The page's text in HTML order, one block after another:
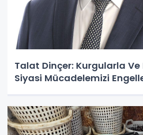
Talat Dinçer: Kurgularla Ve
Siyasi Mücadelemizi